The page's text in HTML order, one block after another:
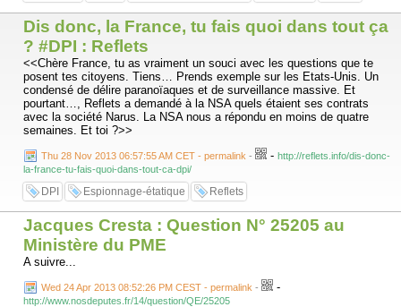
Dis donc, la France, tu fais quoi dans tout ça
? #DPI : Reflets
<<Chère France, tu as vraiment un souci avec les questions que te
posent tes citoyens. Tiens… Prends exemple sur les Etats-Unis. Un
condensé de délire paranoïaques et de surveillance massive. Et
pourtant…, Reflets a demandé à la NSA quels étaient ses contrats
avec la société Narus. La NSA nous a répondu en moins de quatre
semaines. Et toi ?>>
Thu 28 Nov 2013 06:57:55 AM CET - permalink - - http://reflets.info/dis-donc-
la-france-tu-fais-quoi-dans-tout-ca-dpi/
DPI Espionnage-étatique Reflets
Jacques Cresta : Question N° 25205 au
Ministère du PME
A suivre...
Wed 24 Apr 2013 08:52:26 PM CEST - permalink - -
http://www.nosdeputes.fr/14/question/QE/25205